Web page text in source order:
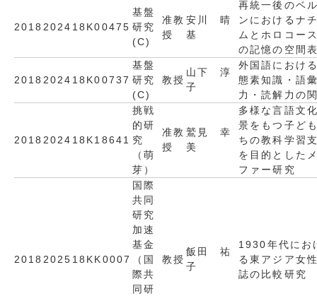
2018 2024 18K00475
基盤
研究
(C)
准教
授
安川 晴
基
再統一後のベ
ンにおけるナ
ムとホロコー
の記憶の空間
2018 2024 18K00737
基盤
研究
(C)
教授
山下 淳
子
外国語におけ
態素知識・語
力・読解力の
2018 2024 18K18641
挑戦
的研
究
（萌
芽）
准教
授
鷲見 幸
美
多様な言語文
景をもつ子ど
ちの教科学習
を目的とした
ファー研究
2018 2025 18KK0007
国際
共同
研究
加速
基金
（国
際共
同研
教授
飯田 祐
子
1930年代にお
る東アジア女
誌の比較研究